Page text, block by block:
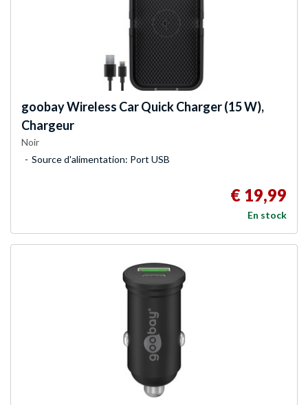
goobayWireless Car Quick Charger (15 W),
Chargeur
Noir
Source d'alimentation: Port USB
€ 19,99
En stock